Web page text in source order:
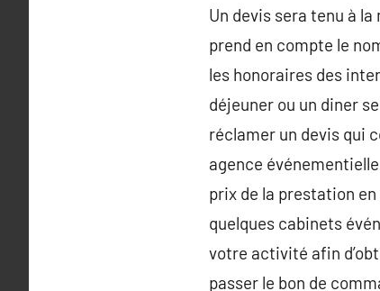
Un devis sera tenu à
prend en compte le
les honoraires des
déjeuner ou un diner
réclamer un devis qui
agence
prix de la prestation
quelques cabinets
votre activité afin
passer le bon de